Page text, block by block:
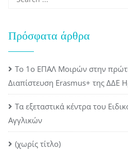
Πρόσφατα άρθρα
Το 1ο ΕΠΑΛ Μοιρών στην
Διαπίστευση Erasmus+ της ΔΔΕ
Τα εξεταστικά κέντρα του
Αγγλικών
(χωρίς τίτλο)